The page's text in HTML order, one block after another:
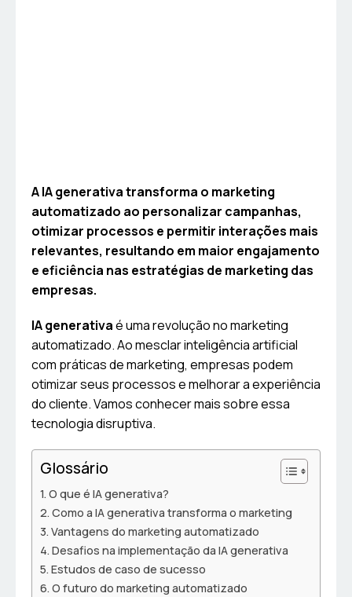
A IA generativa transforma o marketing
automatizado ao personalizar campanhas,
otimizar processos e permitir interações mais
relevantes, resultando em maior engajamento
e eficiência nas estratégias de marketing das
empresas.
IA generativaé uma revolução no marketing
automatizado. Ao mesclar inteligência artificial
com práticas de marketing, empresas podem
otimizar seus processos e melhorar a experiência
do cliente. Vamos conhecer mais sobre essa
tecnologia disruptiva.
Glossário
O que é IA generativa?
Como a IA generativa transforma o marketing
Vantagens do marketing automatizado
Desafios na implementação da IA generativa
Estudos de caso de sucesso
O futuro do marketing automatizado